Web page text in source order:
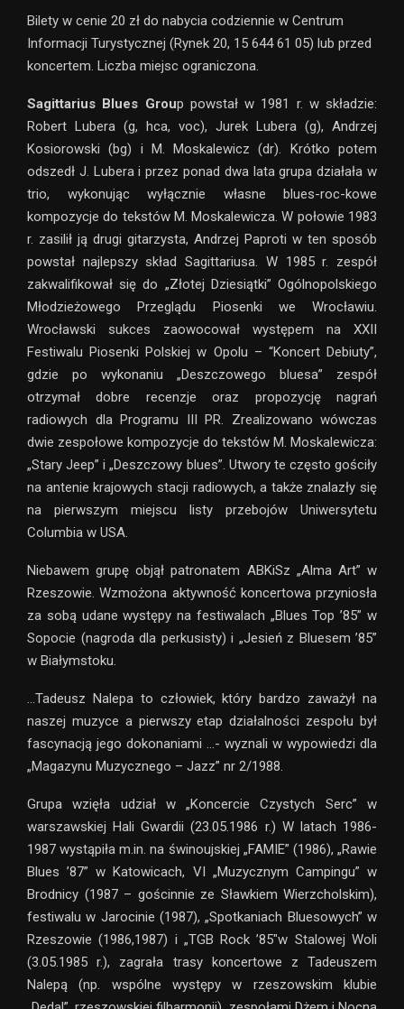
Bilety w cenie 20 zł do nabycia codziennie w Centrum
Informacji Turystycznej (Rynek 20, 15 644 61 05) lub przed
koncertem. Liczba miejsc ograniczona.
Sagittarius Blues Group powstał w 1981 r. w składzie:
Robert Lubera (g, hca, voc), Jurek Lubera (g), Andrzej
Kosiorowski (bg) i M. Moskalewicz (dr). Krótko potem
odszedł J. Lubera i przez ponad dwa lata grupa działała w
trio, wykonując wyłącznie własne blues-roc-kowe
kompozycje do tekstów M. Moskalewicza. W połowie 1983
r. zasilił ją drugi gitarzysta, Andrzej Paproti w ten sposób
powstał najlepszy skład Sagittariusa. W 1985 r. zespół
zakwalifikował się do „Złotej Dziesiątki” Ogólnopolskiego
Młodzieżowego Przeglądu Piosenki we Wrocławiu.
Wrocławski sukces zaowocował występem na XXII
Festiwalu Piosenki Polskiej w Opolu – “Koncert Debiuty”,
gdzie po wykonaniu „Deszczowego bluesa” zespół
otrzymał dobre recenzje oraz propozycję nagrań
radiowych dla Programu III PR. Zrealizowano wówczas
dwie zespołowe kompozycje do tekstów M. Moskalewicza:
„Stary Jeep” i „Deszczowy blues”. Utwory te często gościły
na antenie krajowych stacji radiowych, a także znalazły się
na pierwszym miejscu listy przebojów Uniwersytetu
Columbia w USA.
Niebawem grupę objął patronatem ABKiSz „Alma Art” w
Rzeszowie. Wzmożona aktywność koncertowa przyniosła
za sobą udane występy na festiwalach „Blues Top ’85” w
Sopocie (nagroda dla perkusisty) i „Jesień z Bluesem ’85”
w Białymstoku.
…Tadeusz Nalepa to człowiek, który bardzo zaważył na
naszej muzyce a pierwszy etap działalności zespołu był
fascynacją jego dokonaniami …- wyznali w wypowiedzi dla
„Magazynu Muzycznego – Jazz” nr 2/1988.
Grupa wzięła udział w „Koncercie Czystych Serc” w
warszawskiej Hali Gwardii (23.05.1986 r.) W latach 1986-
1987 wystąpiła m.in. na świnoujskiej „FAMIE” (1986), „Rawie
Blues ’87” w Katowicach, VI „Muzycznym Campingu” w
Brodnicy (1987 – gościnnie ze Sławkiem Wierzcholskim),
festiwalu w Jarocinie (1987), „Spotkaniach Bluesowych” w
Rzeszowie (1986,1987) i „TGB Rock ’85″w Stalowej Woli
(3.05.1985 r.), zagrała trasy koncertowe z Tadeuszem
Nalepą (np. wspólne występy w rzeszowskim klubie